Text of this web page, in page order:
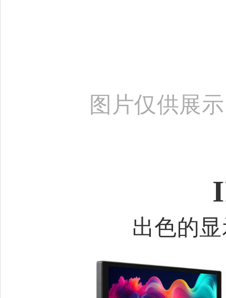
图片仅供展
出色的